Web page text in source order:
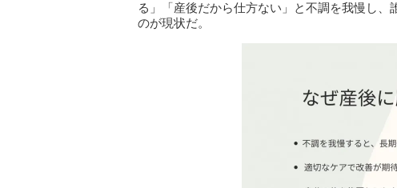
る」「産後だから仕方ない」と不調を我慢し
のが現状だ。